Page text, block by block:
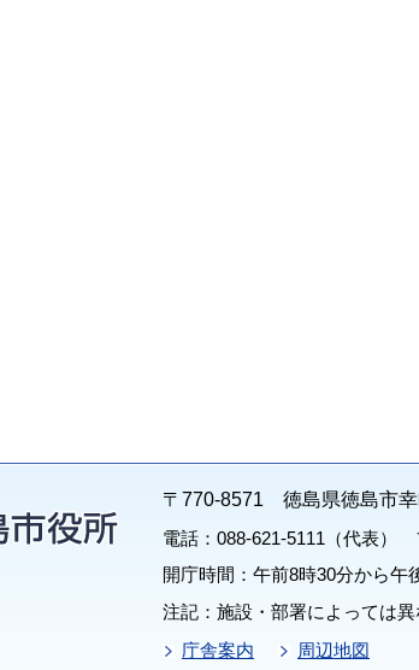
〒770-8571 徳島県徳島市
電話：088-621-5111（代表）
開庁時間：午前8時30分から午
注記：施設・部署によっては異
庁舎案内
周辺地図